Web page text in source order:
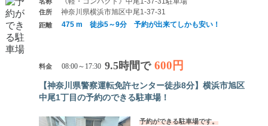
住所 神奈川県横浜市旭区中尾1-37-31
距離 475 m 徒歩5～9分 予約が出来てしかも安い！
料金 08:00～17:30 9.5時間で 600円
【神奈川県警察運転免許センター徒歩8分】横浜市旭区
中尾1丁目の予約のできる駐車場！
予約ができる駐車場です。